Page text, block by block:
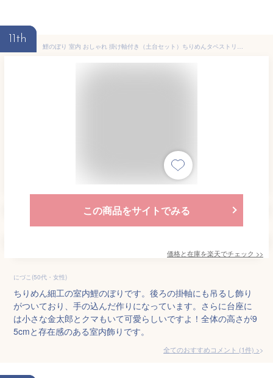
11th
鯉のぼり 室内 おしゃれ 掛け軸付き（土台セット）ちりめんタペストリーもう1枚プレゼント 室内鯉のぼり こいのぼり 室内 初節句 お祝い 贈り物 端午の節句 皐月 子供の日 男の日 女の子 子供 孫 プレゼント ギフト セット 室内用 ちりめん 金太郎 くま ちりめん細工館
この商品をサイトでみる
価格と在庫を楽天でチェック >>
にづこ(50代・女性)
ちりめん細工の室内鯉のぼりです。後ろの掛軸にも吊るし飾り
がついており、手の込んだ作りになっています。さらに台座に
は小さな金太郎とクマもいて可愛らしいですよ！全体の高さが9
5cmと存在感のある室内飾りです。
全てのおすすめコメント (1件) >